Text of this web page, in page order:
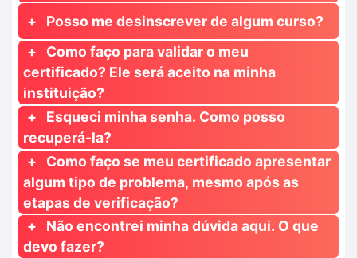
Posso me desinscrever de algum curso?
Como faço para validar o meu
certificado? Ele será aceito na minha
instituição?
Esqueci minha senha. Como posso
recuperá-la?
Como faço se meu certificado apresentar
algum tipo de problema, mesmo após as
etapas de verificação?
Não encontrei minha dúvida aqui. O que
devo fazer?